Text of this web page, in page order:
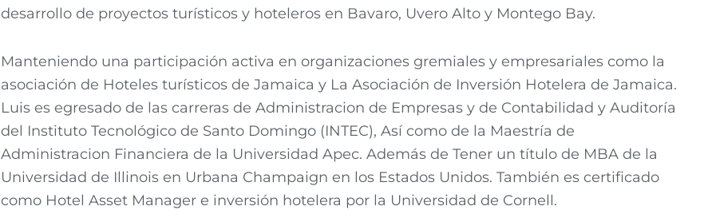
desarrollo de proyectos turísticos y hoteleros en Bavaro, Uvero Alto y Montego Bay.
Manteniendo una participación activa en organizaciones gremiales y empresariales como la
asociación de Hoteles turísticos de Jamaica y La Asociación de Inversión Hotelera de Jamaica.
Luis es egresado de las carreras de Administracion de Empresas y de Contabilidad y Auditoría
del Instituto Tecnológico de Santo Domingo (INTEC), Así como de la Maestría de
Administracion Financiera de la Universidad Apec. Además de Tener un título de MBA de la
Universidad de Illinois en Urbana Champaign en los Estados Unidos. También es certificado
como Hotel Asset Manager e inversión hotelera por la Universidad de Cornell.